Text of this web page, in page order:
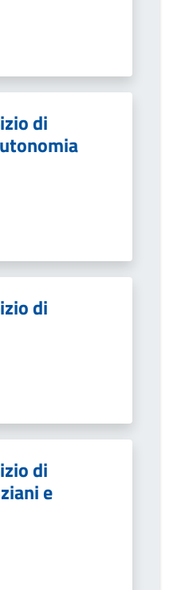
di
di
di
e